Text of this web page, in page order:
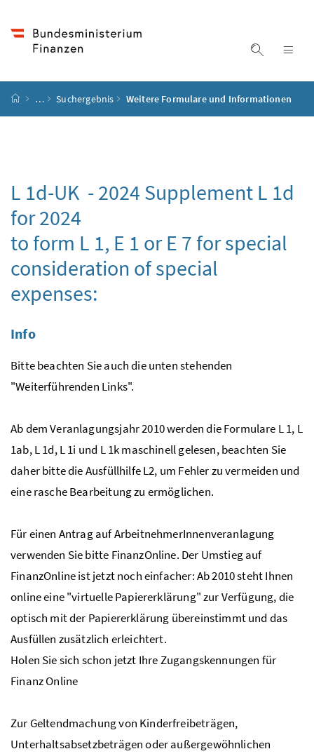
Suche
Startseite
… Suchergebnis Weitere Formulare und Informationen
L 1d-UK - 2024 Supplement L 1d
for 2024
to form L 1, E 1 or E 7 for special
consideration of special
expenses:
Info
Bitte beachten Sie auch die unten stehenden
"Weiterführenden Links".
Ab dem Veranlagungsjahr 2010 werden die Formulare L 1, L
1ab, L 1d, L 1i und L 1k maschinell gelesen, beachten Sie
daher bitte die Ausfüllhilfe L2, um Fehler zu vermeiden und
eine rasche Bearbeitung zu ermöglichen.
Für einen Antrag auf ArbeitnehmerInnenveranlagung
verwenden Sie bitte FinanzOnline. Der Umstieg auf
FinanzOnline ist jetzt noch einfacher: Ab 2010 steht Ihnen
online eine "virtuelle Papiererklärung" zur Verfügung, die
optisch mit der Papiererklärung übereinstimmt und das
Ausfüllen zusätzlich erleichtert.
Holen Sie sich schon jetzt Ihre Zugangskennungen für
Finanz Online
Zur Geltendmachung von Kinderfreibeträgen,
Unterhaltsabsetzbeträgen oder außergewöhnlichen